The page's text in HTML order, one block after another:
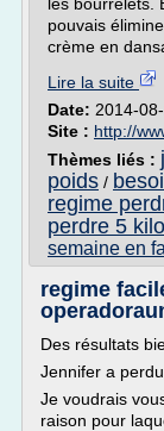
pouvais
crème en
Lire la suite
Date: 2014-
Site : http://
Thèmes liés :
poids /
regime
perdre 5
semaine en
regime
Des résultats
Jennifer a
Je voudrais
raison pour